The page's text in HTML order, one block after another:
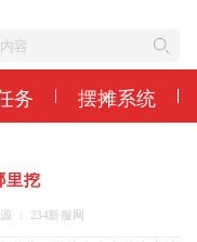
务 摆摊系统
里挖
： 234新服网